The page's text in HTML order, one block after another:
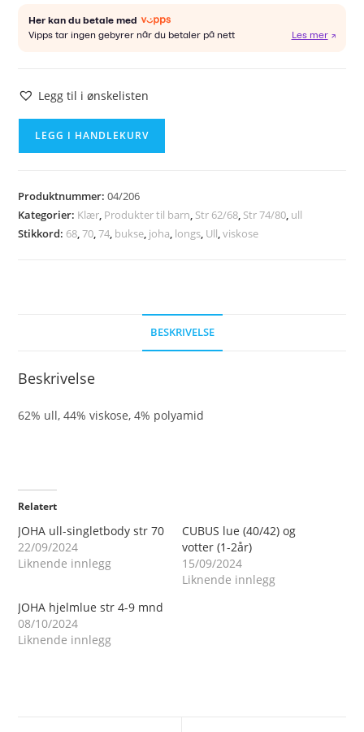
Legg til i ønskelisten
70
antall
LEGG I HANDLEKURV
Produktnummer:04/206
Kategorier: Klær Produkter til barn Str 62/68 Str 74/80 ull
Stikkord: 68 ,70 ,74 bukse joha longs Ull ,viskose
BESKRIVELSE
Beskrivelse
62% ull, 44% viskose, 4% polyamid
Relatert
JOHA ull-singletbody str 70
22/09/2024
Liknende innlegg
CUBUS lue (40/42) og
votter (1-2år)
15/09/2024
Liknende innlegg
JOHA hjelmlue str 4-9 mnd
08/10/2024
Liknende innlegg